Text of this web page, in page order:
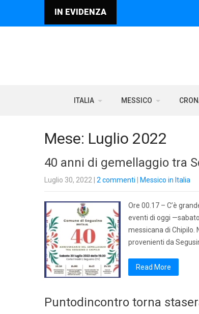
IN EVIDENZA
ITALIA MESSICO
Mese: Luglio 2022
40 anni di gemellaggio tra
Luglio 30, 2022 2 commenti Messico in Italia
Ore 00.17 – C’è
eventi di oggi
messicana di Chipilo.
provenienti da
Read More
Puntodincontro torna